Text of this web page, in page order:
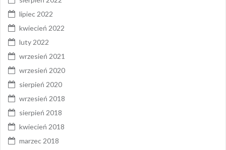
lipiec 2022
kwiecień 2022
luty 2022
wrzesień 2021
wrzesień 2020
sierpień 2020
wrzesień 2018
sierpień 2018
kwiecień 2018
marzec 2018